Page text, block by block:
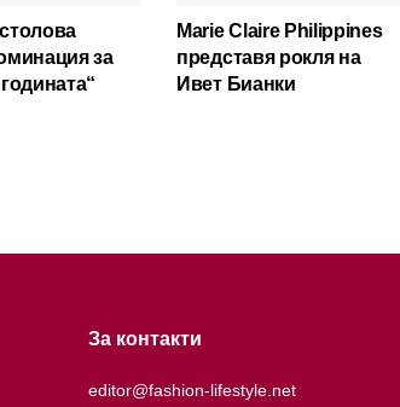
за
Marie Claire Philippines
представя рокля на
Ивет Бианки
За контакти
editor@fashion-lifestyle.net